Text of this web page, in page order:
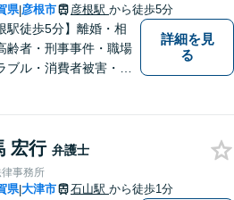
県|彦根市 彦根駅 から徒歩5分
駅徒歩5分】離婚・相
齢者・刑事事件・職場
ブル・消費者被害・法
詳細を見
る
宏行 弁護士
事務所
県|大津市 石山駅 から徒歩1分